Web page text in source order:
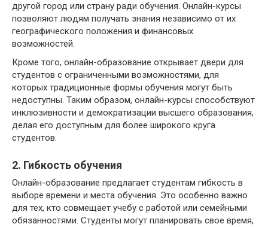
другой город или страну ради обучения. Онлайн-курсы
позволяют людям получать знания независимо от их
географического положения и финансовых
возможностей.
Кроме того, онлайн-образование открывает двери для
студентов с ограниченными возможностями, для
которых традиционные формы обучения могут быть
недоступны. Таким образом, онлайн-курсы способствуют
инклюзивности и демократизации высшего образования,
делая его доступным для более широкого круга
студентов.
2. Гибкость обучения
Онлайн-образование предлагает студентам гибкость в
выборе времени и места обучения. Это особенно важно
для тех, кто совмещает учебу с работой или семейными
обязанностями. Студенты могут планировать свое время,